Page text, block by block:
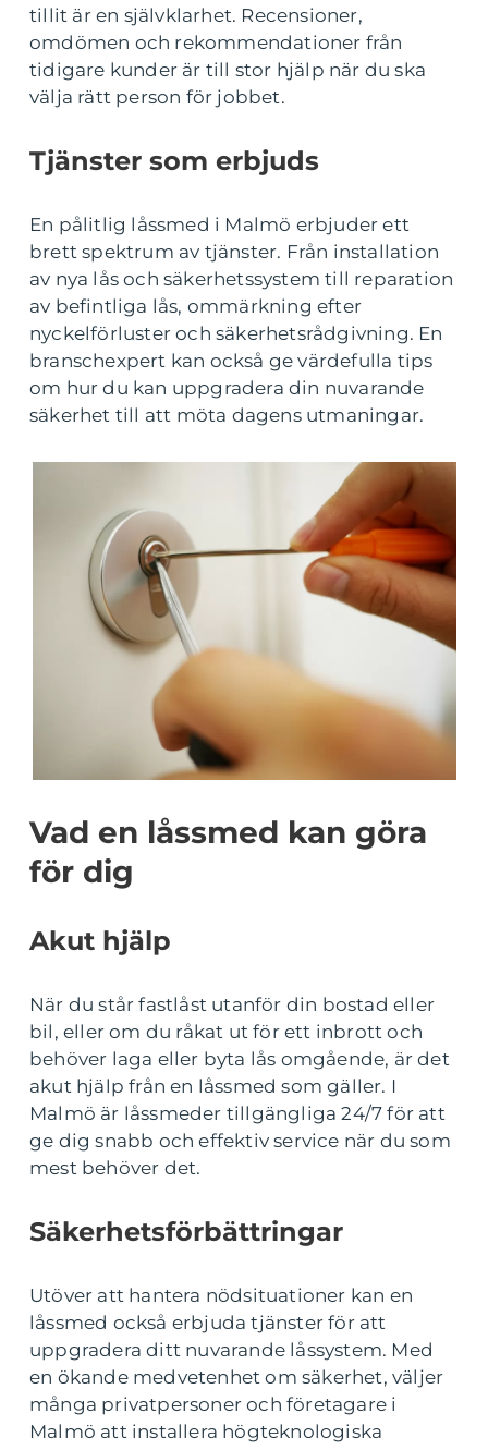
tillit är en självklarhet. Recensioner,
omdömen och rekommendationer från
tidigare kunder är till stor hjälp när du ska
välja rätt person för jobbet.
Tjänster som erbjuds
En pålitlig låssmed i Malmö erbjuder ett
brett spektrum av tjänster. Från installation
av nya lås och säkerhetssystem till reparation
av befintliga lås, ommärkning efter
nyckelförluster och säkerhetsrådgivning. En
branschexpert kan också ge värdefulla tips
om hur du kan uppgradera din nuvarande
säkerhet till att möta dagens utmaningar.
Vad en låssmed kan göra
för dig
Akut hjälp
När du står fastlåst utanför din bostad eller
bil, eller om du råkat ut för ett inbrott och
behöver laga eller byta lås omgående, är det
akut hjälp från en låssmed som gäller. I
Malmö är låssmeder tillgängliga 24/7 för att
ge dig snabb och effektiv service när du som
mest behöver det.
Säkerhetsförbättringar
Utöver att hantera nödsituationer kan en
låssmed också erbjuda tjänster för att
uppgradera ditt nuvarande låssystem. Med
en ökande medvetenhet om säkerhet, väljer
många privatpersoner och företagare i
Malmö att installera högteknologiska